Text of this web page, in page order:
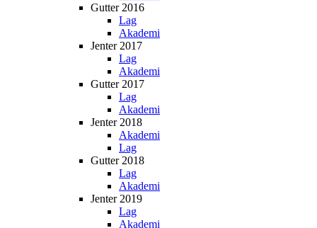
Gutter 2016
Lag
Akademi
Jenter 2017
Lag
Akademi
Gutter 2017
Lag
Akademi
Jenter 2018
Akademi
Lag
Gutter 2018
Lag
Akademi
Jenter 2019
Lag
Akademi